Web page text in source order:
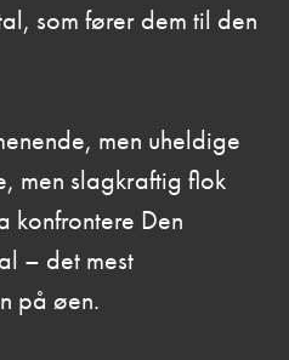
som fører dem til den
men uheldige
men slagkraftig flok
konfrontere Den
– det mest
på øen.